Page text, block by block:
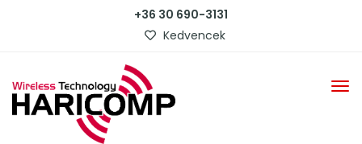
+36 30 690-3131
Kedvencek